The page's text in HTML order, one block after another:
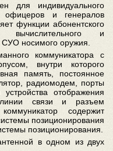
для индивидуального
офицеров и генералов
функции абонентского
вычислительного и
СУО носимого оружия.
коммуникатора с
внутри которого
память, постоянное
радиомодем, порты
отображения
связи и разъем
содержит
позиционирования
позиционирования.
в одном из двух